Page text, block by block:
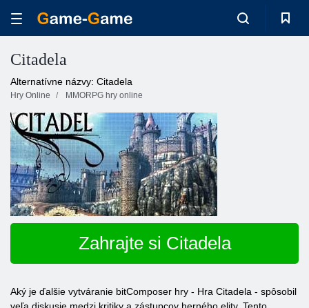
Citadela
Alternatívne názvy: Citadela
Hry Online MMORPG hry online
Zahrajte si Citadela
Aký je ďalšie vytváranie bitComposer hry - Hra Citadela - spôsobil